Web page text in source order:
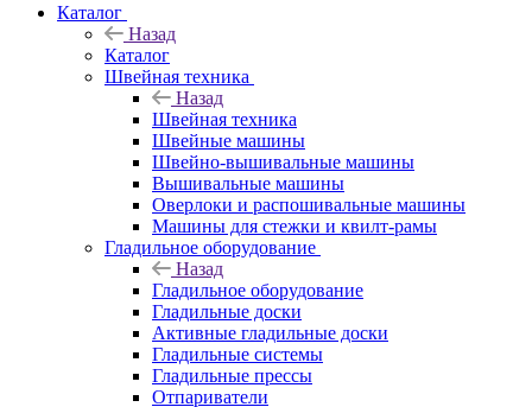
Каталог
Назад
Каталог
Швейная техника
Назад
Швейная техника
Швейные машины
Швейно-вышивальные машины
Вышивальные машины
Оверлоки и распошивальные машины
Машины для стежки и квилт-рамы
Гладильное оборудование
Назад
Гладильное оборудование
Гладильные доски
Активные гладильные доски
Гладильные системы
Гладильные прессы
Отпариватели